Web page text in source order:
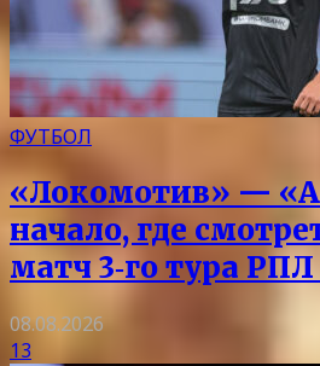
ФУТБОЛ
«Локомотив» —
начало, где
матч 3‑го тура РПЛ
08.08.2026
13